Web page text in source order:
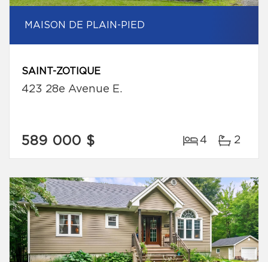
MAISON DE PLAIN-PIED
SAINT-ZOTIQUE
423 28e Avenue E.
589 000 $ 4 2